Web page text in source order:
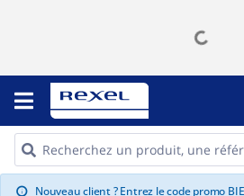
info Nouveau client ? Entrez le code promo